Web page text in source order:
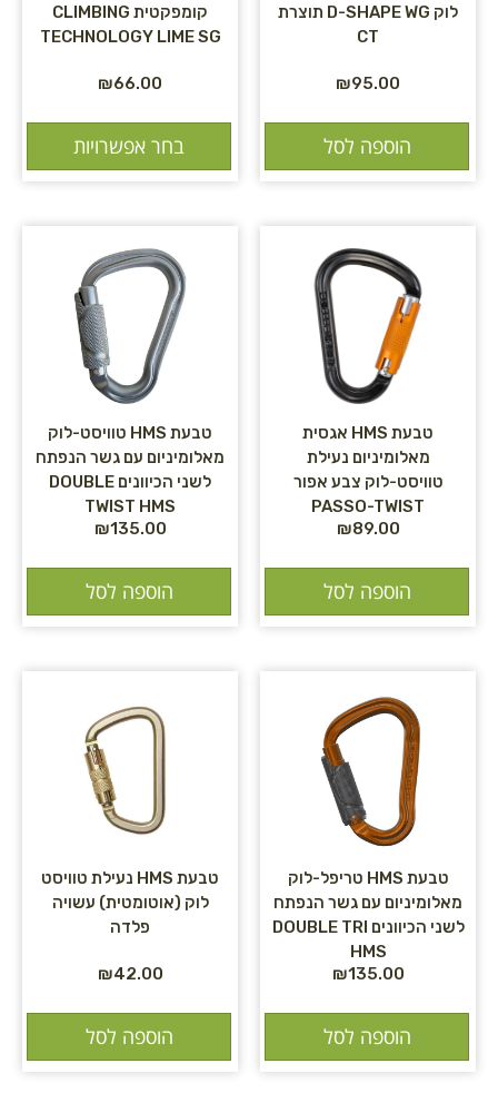
לוק D-SHAPE WG תוצרת
CT
₪95.00
הוספה לסל
קומפקטית CLIMBING
TECHNOLOGY LIME SG
₪66.00
בחר אפשרויות
טבעת HMS אגסית
מאלומיניום נעילת
טוויסט-לוק צבע אפור
PASSO-TWIST
₪89.00
הוספה לסל
טבעת HMS טוויסט-לוק
מאלומיניום עם גשר הנפתח
לשני הכיוונים DOUBLE
TWIST HMS
₪135.00
הוספה לסל
טבעת HMS טריפל-לוק
מאלומיניום עם גשר הנפתח
לשני הכיוונים DOUBLE TRI
HMS
₪135.00
הוספה לסל
טבעת HMS נעילת טוויסט
לוק (אוטומטית) עשויה
פלדה
₪42.00
הוספה לסל